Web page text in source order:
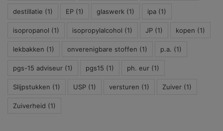
destillatie (1) EP (1) glaswerk (1) ipa (1)
isopropanol (1) isopropylalcohol (1) JP (1) kopen (1)
lekbakken (1) onverenigbare stoffen (1) p.a. (1)
pgs-15 adviseur (1) pgs15 (1) ph. eur (1)
Slijpstukken (1) USP (1) versturen (1) Zuiver (1)
Zuiverheid (1)